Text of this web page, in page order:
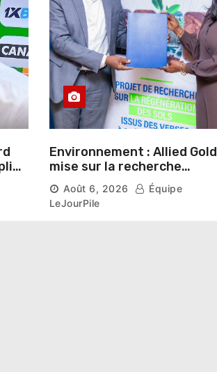
Environnement : Allied Gold
mise sur la recherche
scientifique pour restaurer
les sols de ses sites miniers
Août 6, 2026
Équipe
LeJourPile